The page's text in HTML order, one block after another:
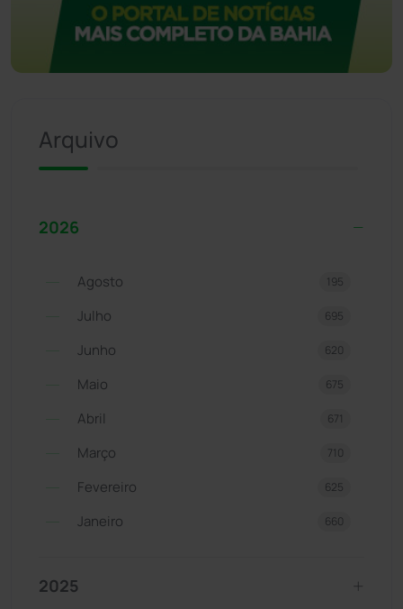
Arquivo
2026
Agosto 195
Julho 695
Junho 620
Maio 675
Abril 671
Março 710
Fevereiro 625
Janeiro 660
2025